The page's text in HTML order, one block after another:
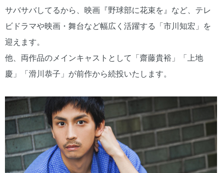
サバサバしてるから、映画『野球部に花束を』など、テレ
ビドラマや映画・舞台など幅広く活躍する「市川知宏」を
迎えます。
​他、両作品のメインキャストとして「齋藤貴裕」「上地
慶」「滑川恭子」が前作から続投いたします。